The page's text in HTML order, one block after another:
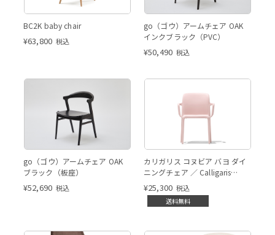
BC2K baby chair
¥63,800 税込
go（ゴウ）アームチェア OAK
インクブラック（PVC）
¥50,490 税込
go（ゴウ）アームチェア OAK
ブラック（板座）
¥52,690 税込
カリガリス コヌビア バヨ ダイ
ニングチェア ／ Calligaris
BAYO Dining chair[CB2119]
P2L
¥25,300 税込
送料無料